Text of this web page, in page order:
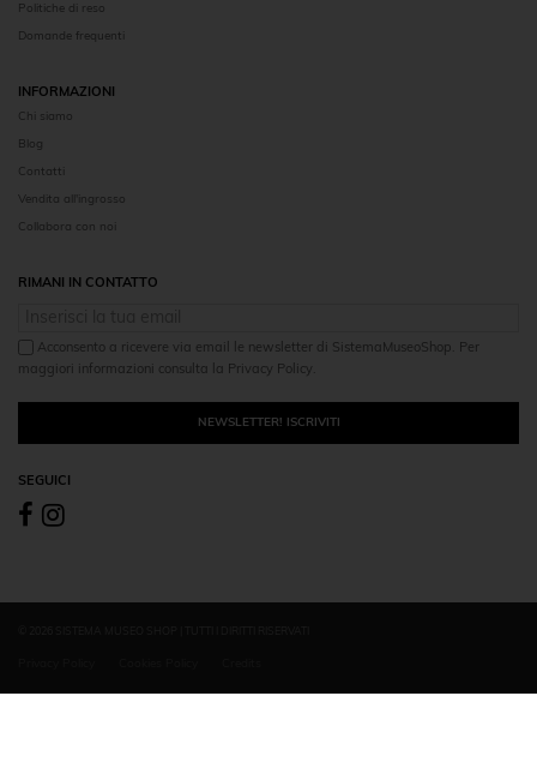
Politiche di reso
Domande frequenti
INFORMAZIONI
Chi siamo
Blog
Contatti
Vendita all'ingrosso
Collabora con noi
RIMANI IN CONTATTO
Acconsento a ricevere via email le newsletter di SistemaMuseoShop. Per
maggiori informazioni consulta la Privacy Policy.
NEWSLETTER! ISCRIVITI
SEGUICI